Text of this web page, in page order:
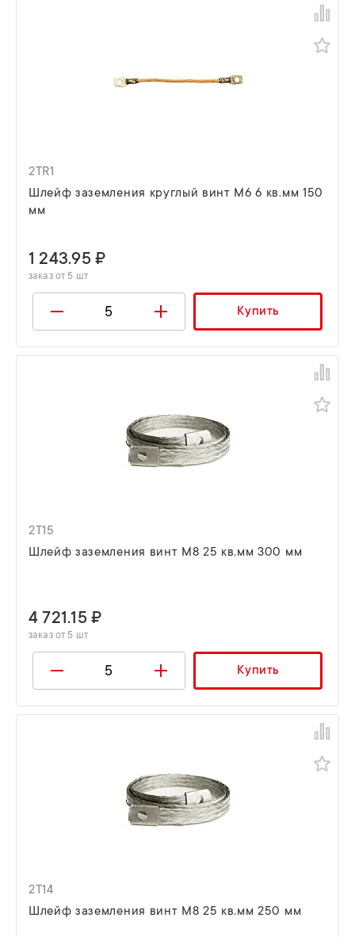
2TR1
Шлейф заземления круглый винт М6 6 кв.мм 150
мм
1 243.95 ₽
заказ от 5 шт
Купить
2T15
Шлейф заземления винт М8 25 кв.мм 300 мм
4 721.15 ₽
заказ от 5 шт
Купить
2T14
Шлейф заземления винт М8 25 кв.мм 250 мм